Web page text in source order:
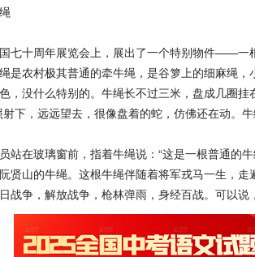
十周年展览会上，展出了一个特别物件——一根
农村极其普通的牵牛绳，是谷箩上的细麻绳，
，没什么特别的。牛绳长不过三米，盘成几圈挂
射下，远远望去，很像盘着的蛇，仿佛还在动。
在玻璃窗前，指着牛绳说：“这是一根普通的
贤山的牛绳。这根牛绳伴随着将军戎马一生，
战争，解放战争，枪林弹雨，身经百战。可以说